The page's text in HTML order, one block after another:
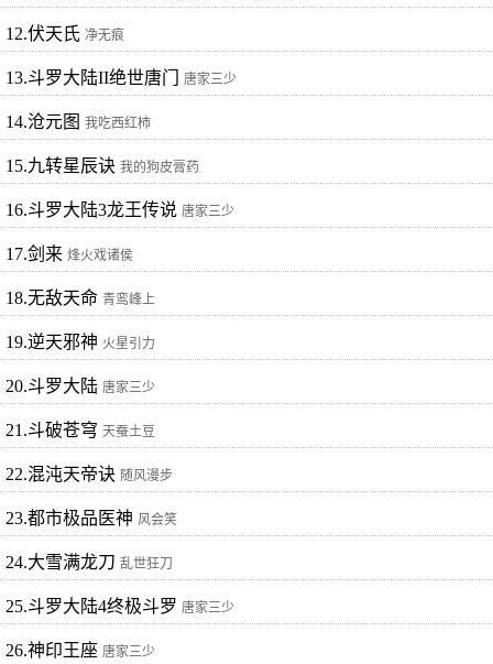
12.伏天氏 净无痕
13.斗罗大陆II绝世唐门 唐家三少
14.沧元图 我吃西红柿
15.九转星辰诀 我的狗皮膏药
16.斗罗大陆3龙王传说 唐家三少
17.剑来 烽火戏诸侯
18.无敌天命 青鸾峰上
19.逆天邪神 火星引力
20.斗罗大陆 唐家三少
21.斗破苍穹 天蚕土豆
22.混沌天帝诀 随风漫步
23.都市极品医神 风会笑
24.大雪满龙刀 乱世狂刀
25.斗罗大陆4终极斗罗 唐家三少
26.神印王座 唐家三少